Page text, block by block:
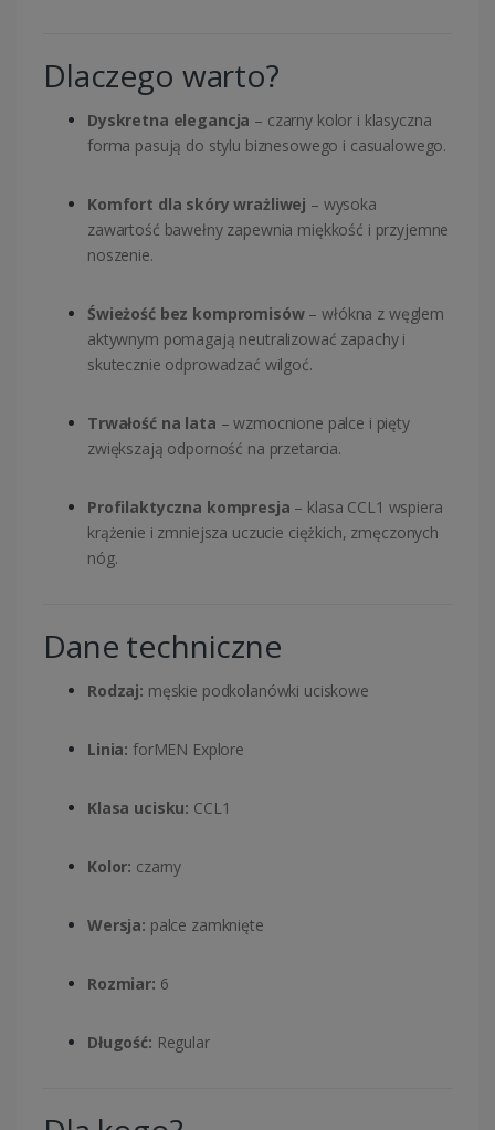
Dlaczego warto?
Dyskretna elegancja – czarny kolor i klasyczna
forma pasują do stylu biznesowego i casualowego.
Komfort dla skóry wrażliwej – wysoka
zawartość bawełny zapewnia miękkość i przyjemne
noszenie.
Świeżość bez kompromisów– włókna z węglem
aktywnym pomagają neutralizować zapachy i
skutecznie odprowadzać wilgoć.
Trwałość na lata – wzmocnione palce i pięty
zwiększają odporność na przetarcia.
Profilaktyczna kompresja – klasa CCL1 wspiera
krążenie i zmniejsza uczucie ciężkich, zmęczonych
nóg.
Dane techniczne
Rodzaj: męskie podkolanówki uciskowe
Linia: forMEN Explore
Klasa ucisku: CCL1
Kolor: czarny
Wersja: palce zamknięte
Rozmiar: 6
Długość: Regular